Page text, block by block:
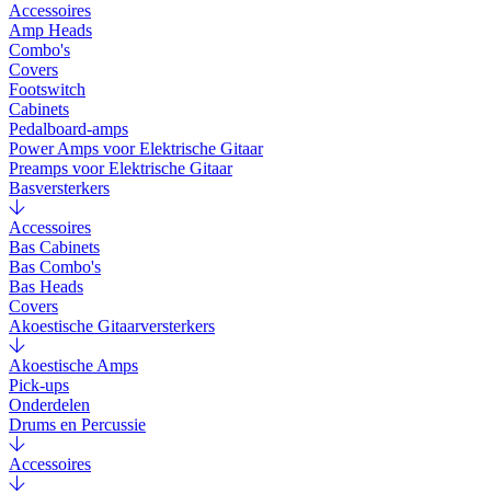
Accessoires
Amp Heads
Combo's
Covers
Footswitch
Cabinets
Pedalboard-amps
Power Amps voor Elektrische Gitaar
Preamps voor Elektrische Gitaar
Basversterkers
Accessoires
Bas Cabinets
Bas Combo's
Bas Heads
Covers
Akoestische Gitaarversterkers
Akoestische Amps
Pick-ups
Onderdelen
Drums en Percussie
Accessoires